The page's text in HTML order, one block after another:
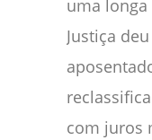
uma
Justiça
com juros